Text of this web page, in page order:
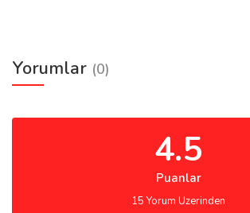
Yorumlar (0)
4.5
Puanlar
15 Yorum Uzerinden